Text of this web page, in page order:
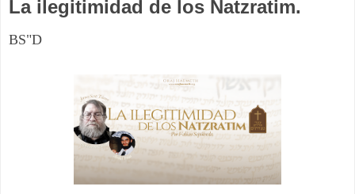
La ilegitimidad de los Natzratim.
BS"D